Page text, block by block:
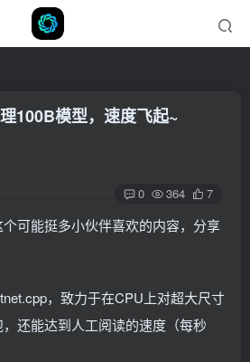
100B模型，速度飞起~
0 364 7
可能挺多小伙伴喜欢的内容，分享
，致力于在CPU上对超大尺寸
还能达到人工阅读的速度（每秒